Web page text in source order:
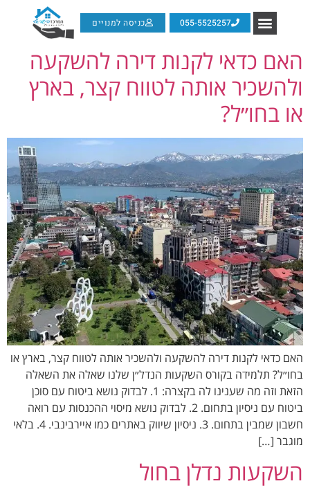
055-5525257 כניסה למנויים
האם כדאי לקנות דירה להשקעה
ולהשכיר אותה לטווח קצר, בארץ
או בחו״ל?
האם כדאי לקנות דירה להשקעה ולהשכיר אותה לטווח קצר, בארץ או
בחו״ל? תלמידה בקורס השקעות הנדל״ן שלנו שאלה את השאלה
הזאת וזה מה שענינו לה בקצרה: 1. לבדוק נושא ביטוח עם סוכן
ביטוח עם ניסיון בתחום. 2. ⁠לבדוק נושא מיסוי ההכנסות עם רואה
חשבון שמבין בתחום. 3. ⁠ניסיון שיווק באתרים כמו איירבינבי. 4. ⁠בלאי
מוגבר […]
השקעות נדלן בחול